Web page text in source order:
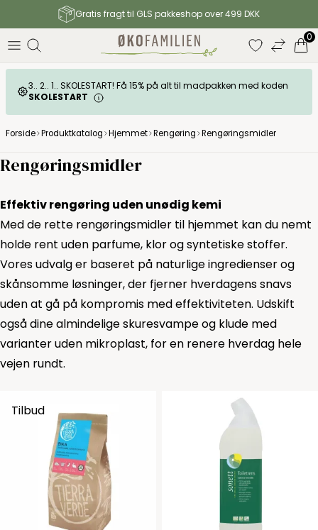
Gratis fragt til GLS pakkeshop over 499 DKK
0
3.. 2.. 1.. SKOLESTART! Få 15% på alt til madpakken med koden
SKOLESTART
Forside Produktkatalog Hjemmet Rengøring Rengøringsmidler
Rengøringsmidler
Effektiv rengøring uden unødig kemi
Med de rette rengøringsmidler til hjemmet kan du nemt
holde rent uden parfume, klor og syntetiske stoffer.
Vores udvalg er baseret på naturlige ingredienser og
skånsomme løsninger, der fjerner hverdagens snavs
uden at gå på kompromis med effektiviteten. Udskift
også dine almindelige skuresvampe og klude med
varianter uden mikroplast, for en renere hverdag hele
vejen rundt.
Tilbud